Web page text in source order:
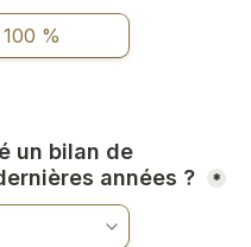
un bilan de
années ?
*